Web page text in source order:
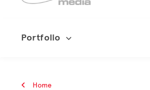
Portfolio
Home